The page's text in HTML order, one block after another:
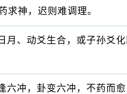
求神，迟则难调理。
月、动爻生合，或子孙爻
冲，卦变六冲，不药而愈